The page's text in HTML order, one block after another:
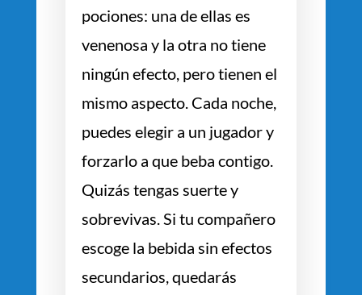
pociones: una de ellas es
venenosa y la otra no tiene
ningún efecto, pero tienen el
mismo aspecto. Cada noche,
puedes elegir a un jugador y
forzarlo a que beba contigo.
Quizás tengas suerte y
sobrevivas. Si tu compañero
escoge la bebida sin efectos
secundarios, quedarás